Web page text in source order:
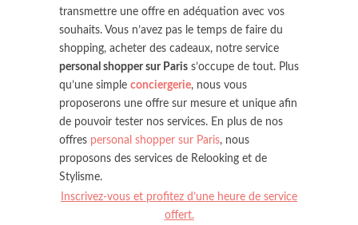
transmettre une offre en adéquation avec vos
souhaits. Vous n’avez pas le temps de faire du
shopping, acheter des cadeaux, notre service
personal shopper sur Paris s’occupe de tout. Plus
qu’une simple conciergerie, nous vous
proposerons une offre sur mesure et unique afin
de pouvoir tester nos services. En plus de nos
offres personal shopper sur Paris, nous
proposons des services de Relooking et de
Stylisme.
Inscrivez-vous et profitez d’une heure de service
offert.